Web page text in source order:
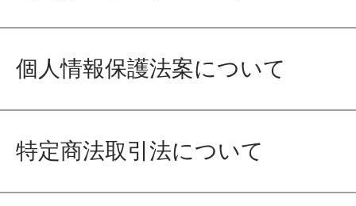
個人情報保護法案について
特定商法取引法について